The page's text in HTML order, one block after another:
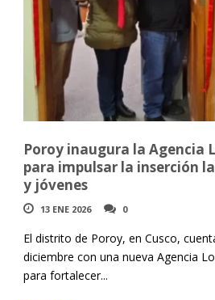
Poroy inaugura la Agencia
para impulsar la inserción
y jóvenes
13 ENE 2026 0
El distrito de Poroy, en Cusco,
diciembre con una nueva Agencia
para fortalecer...